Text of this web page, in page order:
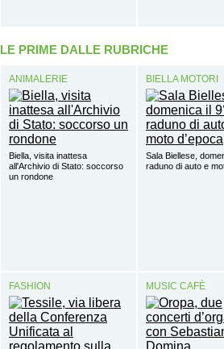
LE PRIME DALLE RUBRICHE
ANIMALERIE
Biella, visita inattesa
all'Archivio di Stato: soccorso
un rondone
BIELLA MOTORI
Sala Biellese,
raduno di auto e
FASHION MUSIC CAFÈ